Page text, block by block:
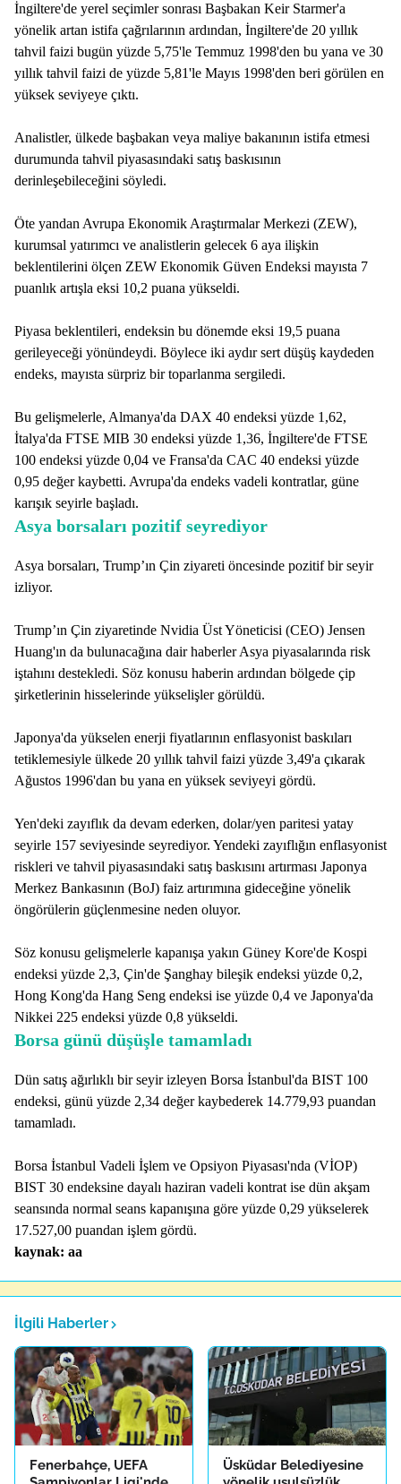
İngiltere'de yerel seçimler sonrası Başbakan Keir Starmer'a
yönelik artan istifa çağrılarının ardından, İngiltere'de 20 yıllık
tahvil faizi bugün yüzde 5,75'le Temmuz 1998'den bu yana ve 30
yıllık tahvil faizi de yüzde 5,81'le Mayıs 1998'den beri görülen en
yüksek seviyeye çıktı.
Analistler, ülkede başbakan veya maliye bakanının istifa etmesi
durumunda tahvil piyasasındaki satış baskısının
derinleşebileceğini söyledi.
Öte yandan Avrupa Ekonomik Araştırmalar Merkezi (ZEW),
kurumsal yatırımcı ve analistlerin gelecek 6 aya ilişkin
beklentilerini ölçen ZEW Ekonomik Güven Endeksi mayısta 7
puanlık artışla eksi 10,2 puana yükseldi.
Piyasa beklentileri, endeksin bu dönemde eksi 19,5 puana
gerileyeceği yönündeydi. Böylece iki aydır sert düşüş kaydeden
endeks, mayısta sürpriz bir toparlanma sergiledi.
Bu gelişmelerle, Almanya'da DAX 40 endeksi yüzde 1,62,
İtalya'da FTSE MIB 30 endeksi yüzde 1,36, İngiltere'de FTSE
100 endeksi yüzde 0,04 ve Fransa'da CAC 40 endeksi yüzde
0,95 değer kaybetti. Avrupa'da endeks vadeli kontratlar, güne
karışık seyirle başladı.
Asya borsaları pozitif seyrediyor
Asya borsaları, Trump’ın Çin ziyareti öncesinde pozitif bir seyir
izliyor.
Trump’ın Çin ziyaretinde Nvidia Üst Yöneticisi (CEO) Jensen
Huang'ın da bulunacağına dair haberler Asya piyasalarında risk
iştahını destekledi. Söz konusu haberin ardından bölgede çip
şirketlerinin hisselerinde yükselişler görüldü.
Japonya'da yükselen enerji fiyatlarının enflasyonist baskıları
tetiklemesiyle ülkede 20 yıllık tahvil faizi yüzde 3,49'a çıkarak
Ağustos 1996'dan bu yana en yüksek seviyeyi gördü.
Yen'deki zayıflık da devam ederken, dolar/yen paritesi yatay
seyirle 157 seviyesinde seyrediyor. Yendeki zayıflığın enflasyonist
riskleri ve tahvil piyasasındaki satış baskısını artırması Japonya
Merkez Bankasının (BoJ) faiz artırımına gideceğine yönelik
öngörülerin güçlenmesine neden oluyor.
Söz konusu gelişmelerle kapanışa yakın Güney Kore'de Kospi
endeksi yüzde 2,3, Çin'de Şanghay bileşik endeksi yüzde 0,2,
Hong Kong'da Hang Seng endeksi ise yüzde 0,4 ve Japonya'da
Nikkei 225 endeksi yüzde 0,8 yükseldi.
Borsa günü düşüşle tamamladı
Dün satış ağırlıklı bir seyir izleyen Borsa İstanbul'da BIST 100
endeksi, günü yüzde 2,34 değer kaybederek 14.779,93 puandan
tamamladı.
Borsa İstanbul Vadeli İşlem ve Opsiyon Piyasası'nda (VİOP)
BIST 30 endeksine dayalı haziran vadeli kontrat ise dün akşam
seansında normal seans kapanışına göre yüzde 0,29 yükselerek
17.527,00 puandan işlem gördü.
kaynak: aa
İlgili Haberler
Fenerbahçe, UEFA
Üsküdar Belediyesine